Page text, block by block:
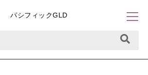
パシフィックGLD